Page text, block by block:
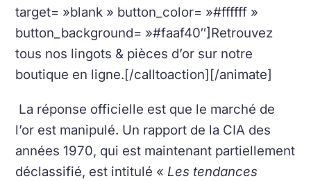
target= »blank » button_color= »#ffffff »
button_background= »#faaf40″]Retrouvez
tous nos lingots & pièces d’or sur notre
boutique en ligne.[/calltoaction][/animate]
La réponse officielle est que le marché de
l’or est manipulé. Un rapport de la CIA des
années 1970, qui est maintenant partiellement
déclassifié, est intitulé «Les tendances